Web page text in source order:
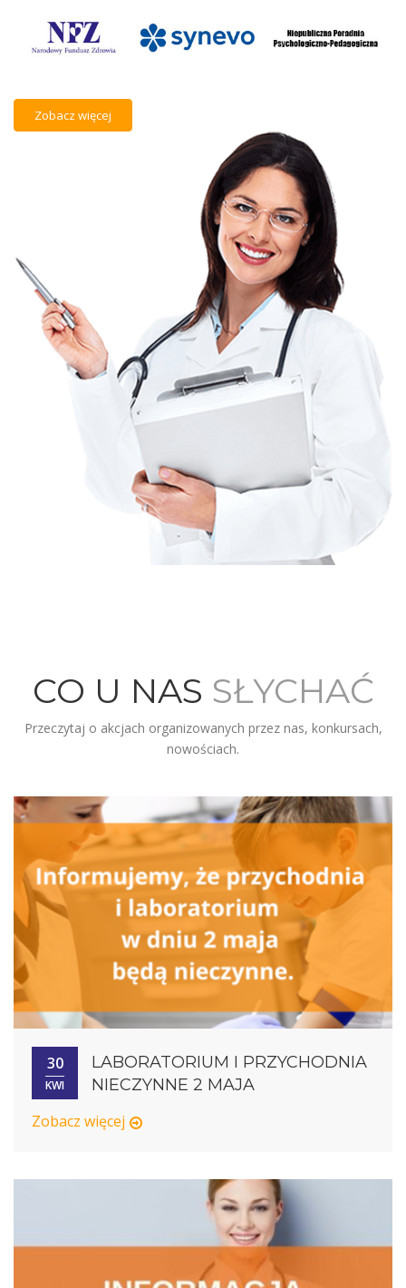
Zobacz więcej
CO U NAS SŁYCHAĆ
Przeczytaj o akcjach organizowanych przez nas, konkursach,
nowościach.
30
KWI
LABORATORIUM I PRZYCHODNIA
NIECZYNNE 2 MAJA
Zobacz więcej